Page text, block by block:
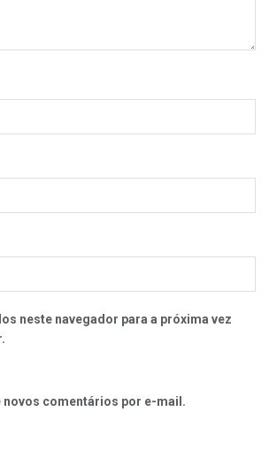
neste navegador para a próxima vez
novos comentários por e-mail.